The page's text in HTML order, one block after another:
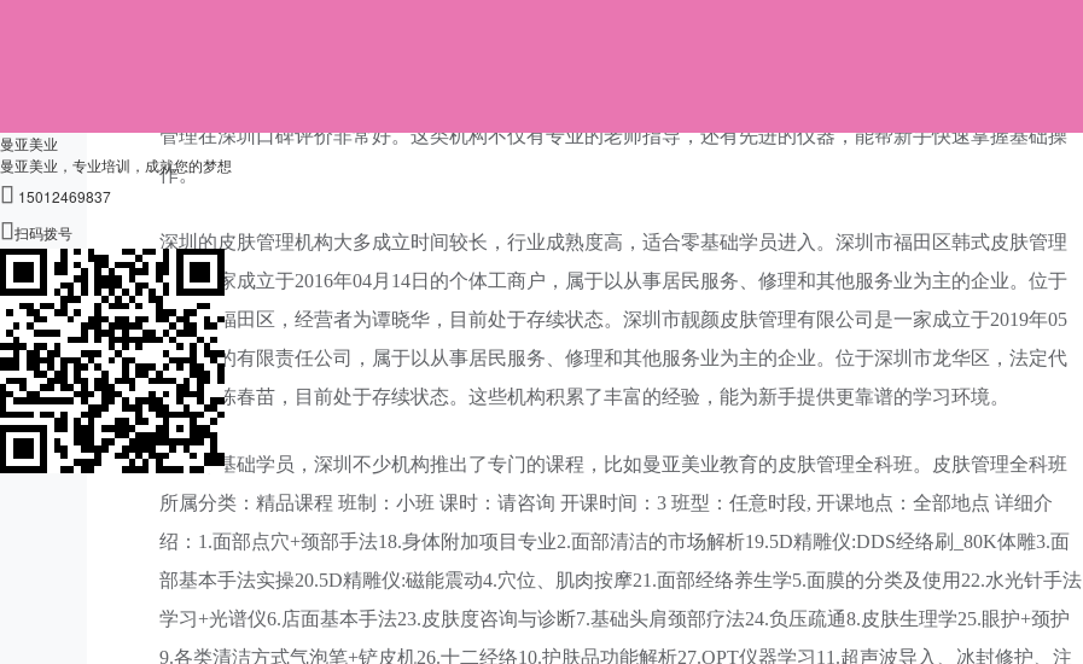
曼亚美业
曼亚美业，专业培训，成就您的梦想
 15012469837
扫码拨号
管理在深圳口碑评价非常好。这类机构不仅有专业的老师指导，还有先进的仪器，能帮新手快速掌握基础操
作。
深圳的皮肤管理机构大多成立时间较长，行业成熟度高，适合零基础学员进入。深圳市福田区韩式皮肤管理
店是一家成立于2016年04月14日的个体工商户，属于以从事居民服务、修理和其他服务业为主的企业。位于
深圳市福田区，经营者为谭晓华，目前处于存续状态。深圳市靓颜皮肤管理有限公司是一家成立于2019年05
月21日的有限责任公司，属于以从事居民服务、修理和其他服务业为主的企业。位于深圳市龙华区，法定代
表人为陈春苗，目前处于存续状态。这些机构积累了丰富的经验，能为新手提供更靠谱的学习环境。
针对零基础学员，深圳不少机构推出了专门的课程，比如曼亚美业教育的皮肤管理全科班。皮肤管理全科班
所属分类：精品课程 班制：小班 课时：请咨询 开课时间：3 班型：任意时段, 开课地点：全部地点 详细介
绍：1.面部点穴+颈部手法18.身体附加项目专业2.面部清洁的市场解析19.5D精雕仪:DDS经络刷_80K体雕3.面
部基本手法实操20.5D精雕仪:磁能震动4.穴位、肌肉按摩21.面部经络养生学5.面膜的分类及使用22.水光针手法
学习+光谱仪6.店面基本手法23.皮肤度咨询与诊断7.基础头肩颈部疗法24.负压疏通8.皮肤生理学25.眼护+颈护
9.各类清洁方式气泡笔+铲皮机26.十二经络10.护肤品功能解析27.OPT仪器学习11.超声波导入、冰封修护、注